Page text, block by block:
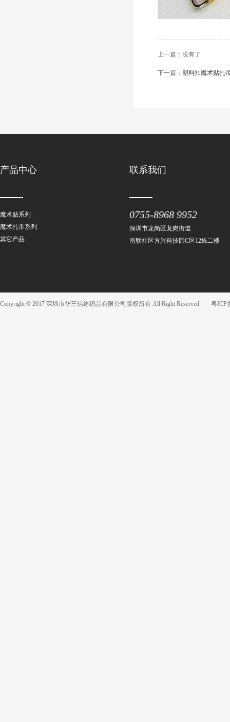
上一篇：没有了
下一篇： 塑料扣魔术贴扎
产品中心
魔术贴系列
魔术扎带系列
其它产品
联系我们
0755-8968 9952
深圳市龙岗区龙岗街道
南联社区方兴科技园C区12栋二楼
Copyright © 2017 深圳市华三信纺织品有限公司版权所有 All Right Reserved 粤ICP